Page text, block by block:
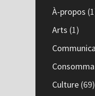
À-propos
Arts (1)
Culture (69)